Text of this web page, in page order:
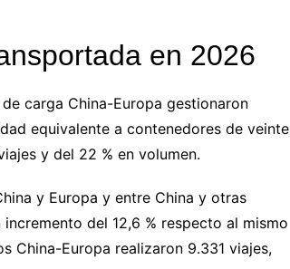
en 2026
carga China-Europa gestionaron
equivalente a contenedores de veinte
y del 22 % en volumen.
y Europa y entre China y otras
del 12,6 % respecto al mismo
China-Europa realizaron 9.331 viajes,